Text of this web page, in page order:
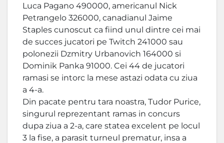
Luca Pagano 490000, americanul Nick
Petrangelo 326000, canadianul Jaime
Staples cunoscut ca fiind unul dintre cei mai
de succes jucatori pe Twitch 241000 sau
polonezii Dzmitry Urbanovich 164000 si
Dominik Panka 91000. Cei 44 de jucatori
ramasi se intorc la mese astazi odata cu ziua
a 4-a.
Din pacate pentru tara noastra, Tudor Purice,
singurul reprezentant ramas in concurs
dupa ziua a 2-a, care statea excelent pe locul
3 la fise, a parasit turneul prematur, insa a